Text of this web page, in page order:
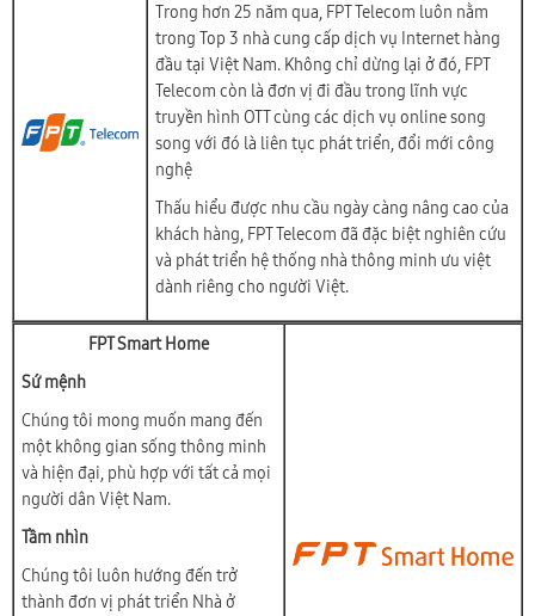
Trong hơn 25 năm qua, FPT Telecom luôn nằm
trong Top 3 nhà cung cấp dịch vụ Internet hàng
đầu tại Việt Nam. Không chỉ dừng lại ở đó, FPT
Telecom còn là đơn vị đi đầu trong lĩnh vực
truyền hình OTT cùng các dịch vụ online song
song với đó là liên tục phát triển, đổi mới công
nghệ
Thấu hiểu được nhu cầu ngày càng nâng cao của
khách hàng, FPT Telecom đã đặc biệt nghiên cứu
và phát triển hệ thống nhà thông minh ưu việt
dành riêng cho người Việt.
FPT Smart Home
Sứ mệnh
Chúng tôi mong muốn mang đến
một không gian sống thông minh
và hiện đại, phù hợp với tất cả mọi
người dân Việt Nam.
Tầm nhìn
Chúng tôi luôn hướng đến trở
thành đơn vị phát triển Nhà ở